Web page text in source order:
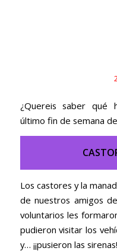
¿Quereis saber qué
último fin de semana
Los castores y la
de nuestros amigos de
voluntarios les
pudieron visitar los
y… ¡¡pusieron las